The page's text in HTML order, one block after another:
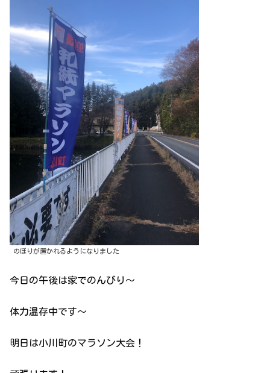
のぼりが置かれるようになりました
今日の午後は家でのんびり〜
体力温存中です〜
明日は小川町のマラソン大会！